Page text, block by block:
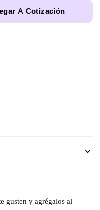
A Cotización
gusten y agrégalos al